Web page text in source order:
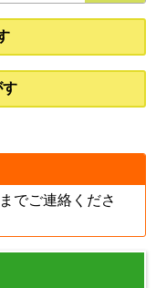
す
でご連絡くださ